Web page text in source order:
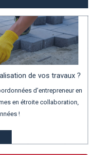
de vos travaux ?
d’entrepreneur en
en étroite collaboration,
!